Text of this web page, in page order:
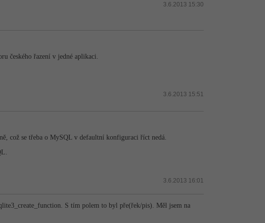
3.6.2013 15:30
českého řazení v jedné aplikaci.
3.6.2013 15:51
což se třeba o MySQL v defaultní konfiguraci říct nedá.
3.6.2013 16:01
S tím polem to byl pře(řek/pis). Měl jsem na